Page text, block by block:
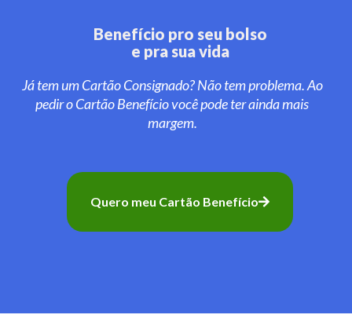
Benefício pro seu bolso
e pra sua vida
Já tem um Cartão Consignado? Não tem problema. Ao
pedir o Cartão Benefício você pode ter ainda mais
margem.
Quero meu Cartão Benefício